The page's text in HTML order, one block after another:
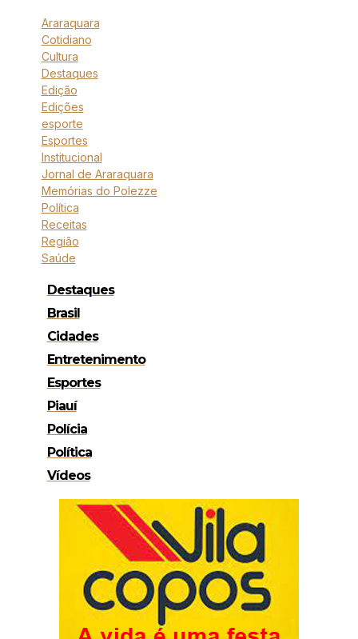
Araraquara
Cotidiano
Cultura
Destaques
Edição
Edições
esporte
Esportes
Institucional
Jornal de Araraquara
Memórias do Polezze
Política
Receitas
Região
Saúde
Destaques
Brasil
Cidades
Entretenimento
Esportes
Piauí
Polícia
Política
Vídeos